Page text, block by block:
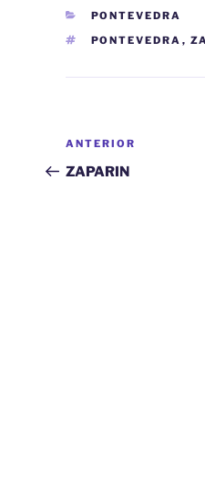
CATEGORÍAS
PONTEVEDRA
ETIQUETAS
PONTEVEDRA ,
Navegación
de
Entrada
anterior:
ANTERIOR
ZAPARIN